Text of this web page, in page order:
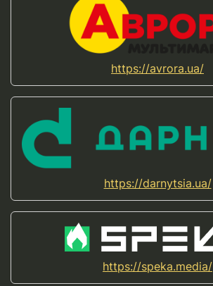
https://avrora.ua/
https://darnytsia.ua/
https://speka.media/